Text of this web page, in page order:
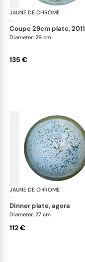
JAUNE DE CHROME
·
coupe 29cm plate, 2011
Diameter: 29 cm
135 €
JAUNE DE CHROME
·
dinner plate, agora
Diameter: 27 cm
112 €